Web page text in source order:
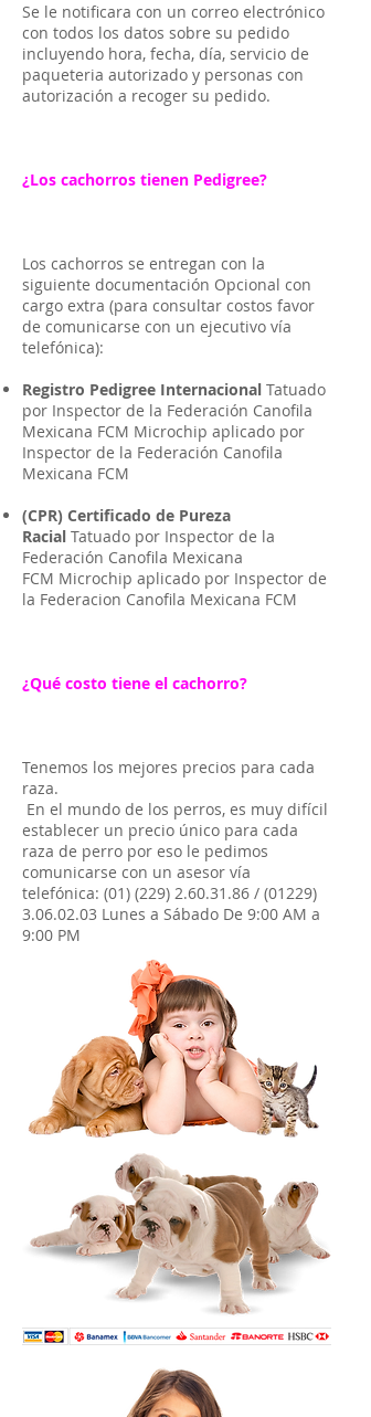
Se le notificara con un correo electrónico
con todos los datos sobre su pedido
incluyendo hora, fecha, día, servicio de
paqueteria autorizado y personas con
autorización a recoger su pedido.
¿Los cachorros tienen Pedigree?
Los cachorros se entregan con la
siguiente documentación Opcional con
cargo extra (para consultar costos favor
de comunicarse con un ejecutivo vía
telefónica):
Registro Pedigree Internacional Tatuado
por Inspector de la Federación Canofila
Mexicana FCM Microchip aplicado por
Inspector de la Federación Canofila
Mexicana FCM
(CPR) Certificado de Pureza
Racial Tatuado por Inspector de la
Federación Canofila Mexicana
FCM Microchip aplicado por Inspector de
la Federacion Canofila Mexicana FCM
¿Qué costo tiene el cachorro?
Tenemos los mejores precios para cada
raza.
En el mundo de los perros, es muy difícil
establecer un precio único para cada
raza de perro por eso le pedimos
comunicarse con un asesor vía
telefónica: (01) (229) 2.60.31.86 / (01229)
3.06.02.03 Lunes a Sábado De 9:00 AM a
9:00 PM